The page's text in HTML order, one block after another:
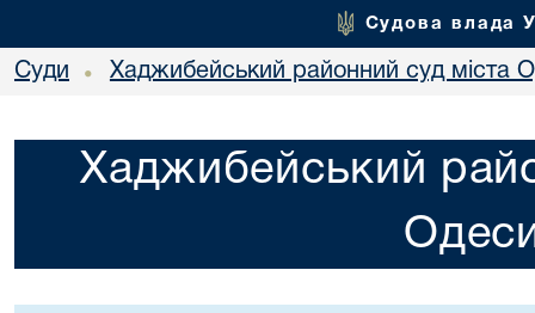
Судова влада
Суди • Хаджибейський районний суд міста
Хаджибейський